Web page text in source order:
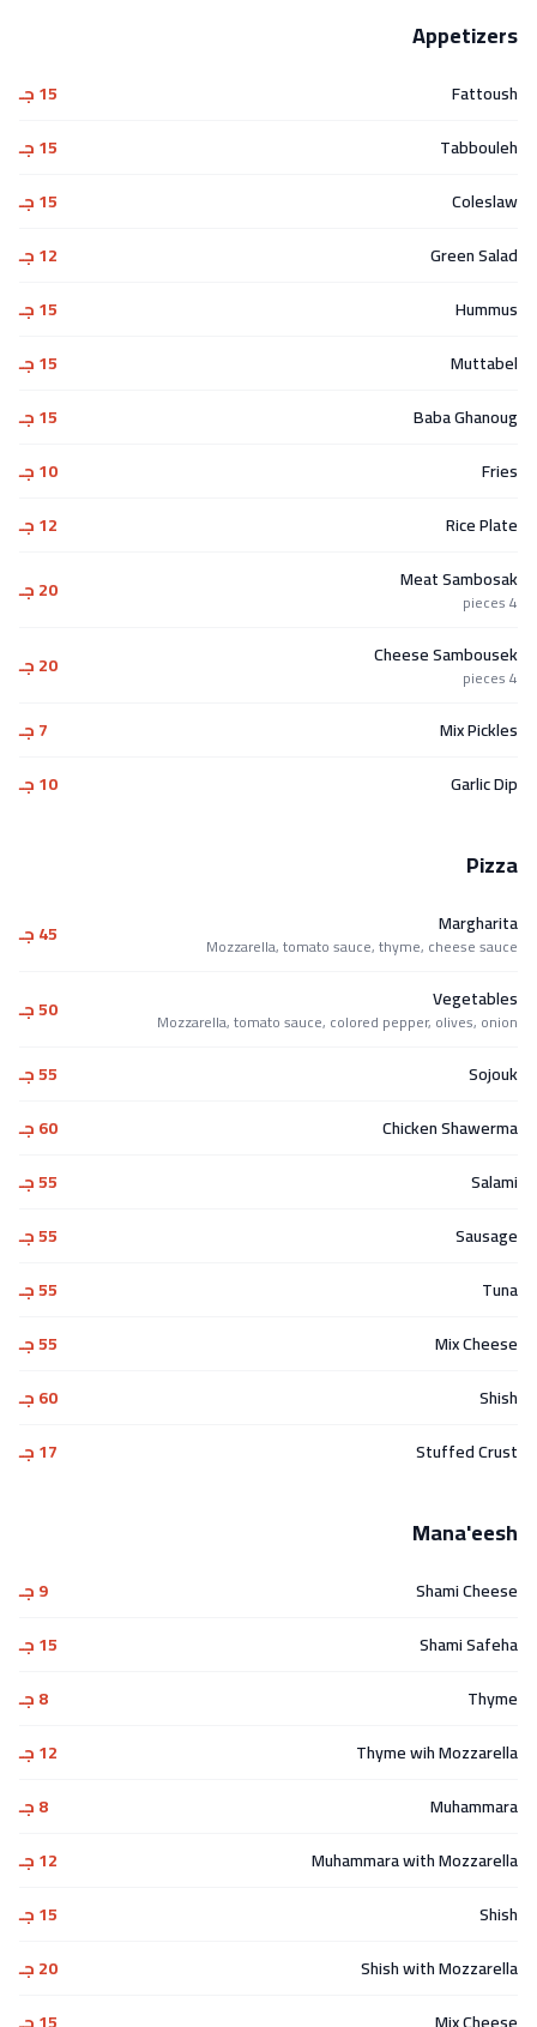
Appetizers
Fattoush
15 جـ
Tabbouleh
15 جـ
Coleslaw
15 جـ
Green Salad
12 جـ
Hummus
15 جـ
Muttabel
15 جـ
Baba Ghanoug
15 جـ
Fries
10 جـ
Rice Plate
12 جـ
Meat Sambosak
4 pieces 20 جـ
Cheese Sambousek
4 pieces 20 جـ
Mix Pickles
7 جـ
Garlic Dip
10 جـ
Pizza
Margharita
Mozzarella, tomato sauce, thyme, cheese sauce 45 جـ
Vegetables
Mozzarella, tomato sauce, colored pepper, olives, onion 50 جـ
Sojouk
55 جـ
Chicken Shawerma
60 جـ
Salami
55 جـ
Sausage
55 جـ
Tuna
55 جـ
Mix Cheese
55 جـ
Shish
60 جـ
Stuffed Crust
17 جـ
Mana'eesh
Shami Cheese
9 جـ
Shami Safeha
15 جـ
Thyme
8 جـ
Thyme wih Mozzarella
12 جـ
Muhammara
8 جـ
Muhammara with Mozzarella
12 جـ
Shish
15 جـ
Shish with Mozzarella
20 جـ